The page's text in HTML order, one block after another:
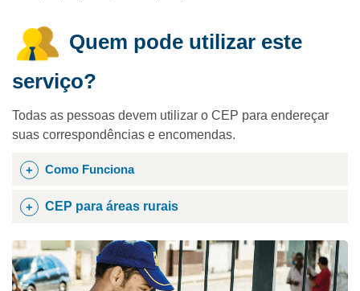
Quem pode utilizar este
serviço?
Todas as pessoas devem utilizar o CEP para endereçar
suas correspondências e encomendas.
Como Funciona
CEP para áreas rurais
Para a atribuição de CEP, os Correios definem os
municípios, os distritos e os povoados como
localidades. As localidades são divididas em áreas